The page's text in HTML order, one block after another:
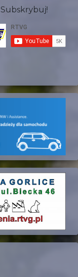
Subskrybuj!